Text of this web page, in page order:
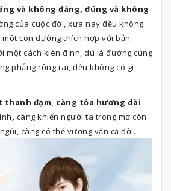
và không đáng, đúng và không
của cuộc đời, xưa nay đều không
con đường thích hợp với bản
một cách kiên định, dù là đường cùng
phẳng rộng rãi, đều không có gì
đạm, càng tỏa hương dài
, càng khiến người ta trong mơ còn
càng có thể vương vấn cả đời.